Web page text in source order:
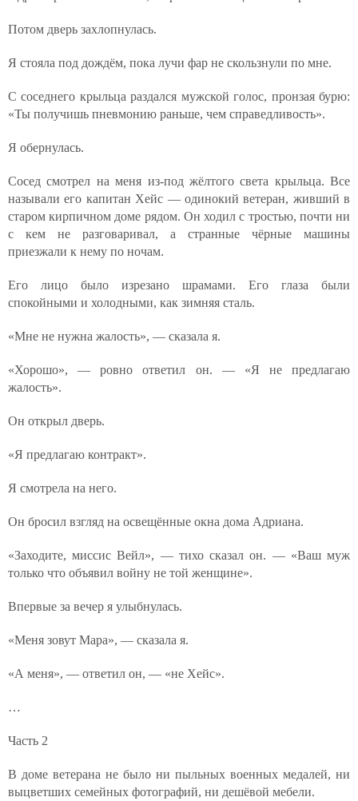
Потом дверь захлопнулась.
Я стояла под дождём, пока лучи фар не скользнули по мне.
С соседнего крыльца раздался мужской голос, пронзая бурю:
«Ты получишь пневмонию раньше, чем справедливость».
Я обернулась.
Сосед смотрел на меня из-под жёлтого света крыльца. Все
называли его капитан Хейс — одинокий ветеран, живший в
старом кирпичном доме рядом. Он ходил с тростью, почти ни
с кем не разговаривал, а странные чёрные машины
приезжали к нему по ночам.
Его лицо было изрезано шрамами. Его глаза были
спокойными и холодными, как зимняя сталь.
«Мне не нужна жалость», — сказала я.
«Хорошо», — ровно ответил он. — «Я не предлагаю
жалость».
Он открыл дверь.
«Я предлагаю контракт».
Я смотрела на него.
Он бросил взгляд на освещённые окна дома Адриана.
«Заходите, миссис Вейл», — тихо сказал он. — «Ваш муж
только что объявил войну не той женщине».
Впервые за вечер я улыбнулась.
«Меня зовут Мара», — сказала я.
«А меня», — ответил он, — «не Хейс».
…
Часть 2
В доме ветерана не было ни пыльных военных медалей, ни
выцветших семейных фотографий, ни дешёвой мебели.